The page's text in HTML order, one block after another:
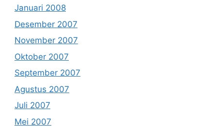
Januari 2008
Desember 2007
November 2007
Oktober 2007
September 2007
Agustus 2007
Juli 2007
Mei 2007